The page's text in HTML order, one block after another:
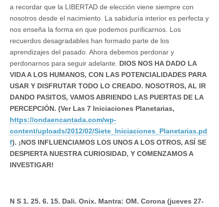
a recordar que la LIBERTAD de elección viene siempre con
nosotros desde el nacimiento. La sabiduría interior es perfecta y
nos enseña la forma en que podemos purificarnos. Los
recuerdos desagradables han formado parte de los
aprendizajes del pasado. Ahora debemos perdonar y
perdonarnos para seguir adelante. DIOS NOS HA DADO LA
VIDA A LOS HUMANOS, CON LAS POTENCIALIDADES PARA
USAR Y DISFRUTAR TODO LO CREADO. NOSOTROS, AL IR
DANDO PASITOS, VAMOS ABRIENDO LAS PUERTAS DE LA
PERCEPCIÓN. (Ver Las 7 Iniciaciones Planetarias,
https://ondaencantada.com/wp-
content/uploads/2012/02/Siete_Iniciaciones_Planetarias.pd
f). ¡NOS INFLUENCIAMOS LOS UNOS A LOS OTROS, ASÍ SE
DESPIERTA NUESTRA CURIOSIDAD, Y COMENZAMOS A
INVESTIGAR!
N S 1. 25. 6. 15. Dali. Onix. Mantra: OM. Corona (jueves 27-